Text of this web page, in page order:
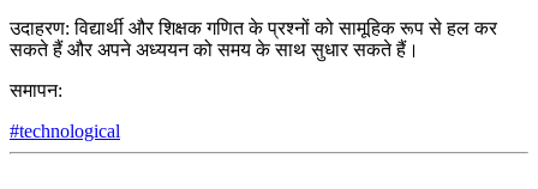
उदाहरण: विद्यार्थी और शिक्षक गणित के प्रश्नों को सामूहिक रूप से हल कर
सकते हैं और अपने अध्ययन को समय के साथ सुधार सकते हैं।
समापन:
#technological